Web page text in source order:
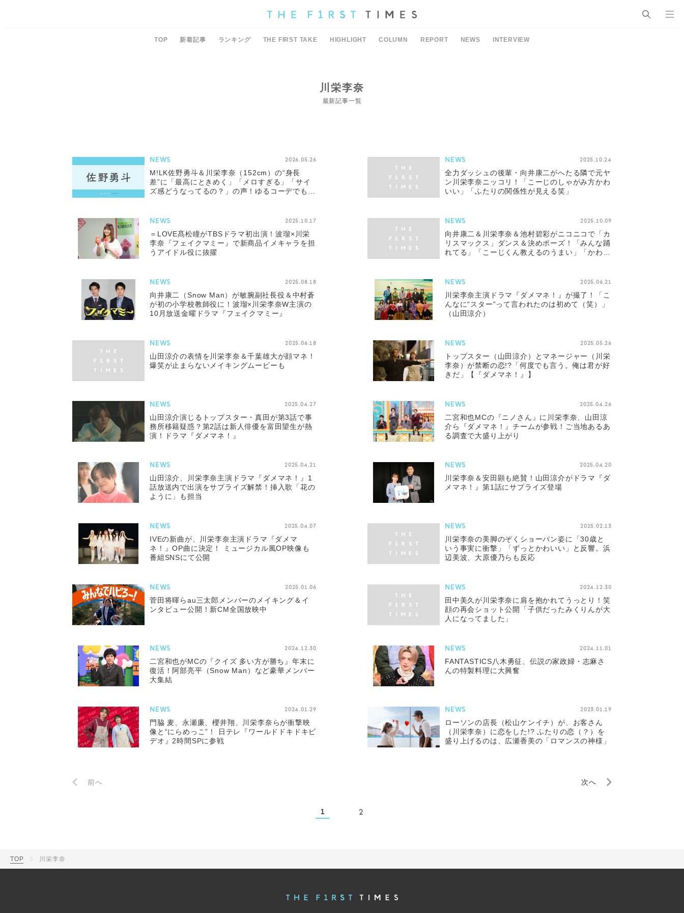
TOP 新着記事 ランキング THE FIRST TAKE HIGHLIGHT COLUMN REPORT NEWS INTERVIEW
川栄李奈
最新記事一覧
NEWS 2026.05.26
M!LK佐野勇斗＆川栄李奈（152cm）の“身長
差”に「最高にときめく」「メロすぎる」「サイ
ズ感どうなってるの？」の声！ゆるコーデでも際
NEWS 2025.10.24
全力ダッシュの後輩・向井康二がへたる隣で元ヤ
ン川栄李奈ニッコリ！「こーじのしゃがみ方かわ
いい」「ふたりの関係性が見える笑」
NEWS 2025.10.17
＝LOVE髙松瞳がTBSドラマ初出演！波瑠×川栄
李奈『フェイクマミー』で新商品イメキャラを担
うアイドル役に抜擢
NEWS 2025.10.09
向井康二＆川栄李奈＆池村碧彩がニコニコで「カ
リスマックス」ダンス＆決めポーズ！「みんな踊
れてる」「こーじくん教えるのうまい」「かわい
NEWS 2025.08.18
向井康二（Snow Man）が敏腕副社長役＆中村蒼
が初の小学校教師役に！波瑠×川栄李奈W主演の
10月放送金曜ドラマ『フェイクマミー』
NEWS 2025.06.21
川栄李奈主演ドラマ『ダメマネ！』が撮了！「こ
んなに“スター”って言われたのは初めて（笑）」
（山田涼介）
NEWS 2025.06.18
山田涼介の表情を川栄李奈＆千葉雄大が顔マネ！
爆笑が止まらないメイキングムービーも
NEWS 2025.05.26
トップスター（山田涼介）とマネージャー（川栄
李奈）が禁断の恋!?「何度でも言う。俺は君が好
きだ」【『ダメマネ！』】
NEWS 2025.04.27
山田涼介演じるトップスター・真田が第3話で事
務所移籍疑惑？第2話は新人俳優を富田望生が熱
演！ドラマ『ダメマネ！』
NEWS 2025.04.26
二宮和也MCの『ニノさん』に川栄李奈、山田涼
介ら『ダメマネ！』チームが参戦！ご当地あるあ
る調査で大盛り上がり
NEWS 2025.04.21
山田涼介、川栄李奈主演ドラマ『ダメマネ！』1
話放送内で出演をサプライズ解禁！挿入歌「花の
ように」も担当
NEWS 2025.04.20
川栄李奈＆安田顕も絶賛！山田涼介がドラマ『ダ
メマネ！』第1話にサプライズ登場
NEWS 2025.04.07
IVEの新曲が、川栄李奈主演ドラマ『ダメマ
ネ！』OP曲に決定！ ミュージカル風OP映像も
番組SNSにて公開
NEWS 2025.02.13
川栄李奈の美脚のぞくショーパン姿に「30歳と
いう事実に衝撃」「ずっとかわいい」と反響。浜
辺美波、大原優乃らも反応
NEWS 2025.01.06
菅田将暉らau三太郎メンバーのメイキング＆イ
ンタビュー公開！新CM全国放映中
NEWS 2024.12.30
田中美久が川栄李奈に肩を抱かれてうっとり！笑
顔の再会ショット公開「子供だったみくりんが大
人になってました」
NEWS 2024.12.30
二宮和也がMCの『クイズ 多い方が勝ち』年末に
復活！阿部亮平（Snow Man）など豪華メンバー
大集結
NEWS 2024.11.01
FANTASTICS八木勇征、伝説の家政婦・志麻さ
んの特製料理に大興奮
NEWS 2024.01.29
門脇 麦、永瀬廉、櫻井翔、川栄李奈らが衝撃映
像と“にらめっこ”！ 日テレ『ワールドドキドキビ
デオ』2時間SPに参戦
NEWS 2023.01.19
ローソンの店長（松山ケンイチ）が、お客さん
（川栄李奈）に恋をした!? ふたりの恋（？）を
盛り上げるのは、広瀬香美の「ロマンスの神様」
前へ 次へ
1 2
TOP 川栄李奈